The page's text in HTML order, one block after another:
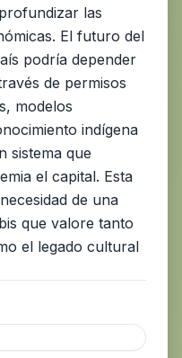
las
El futuro del
podría depender
de permisos
modelos
indígena
sistema que
el capital. Esta
de una
que valore tanto
el legado cultural